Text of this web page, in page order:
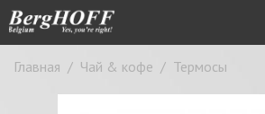
Главная / Чай & кофе / Термосы